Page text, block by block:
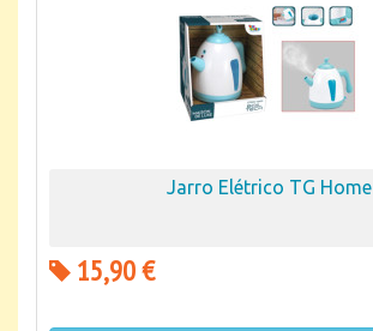
Jarro Elétrico TG Home
15,90 €